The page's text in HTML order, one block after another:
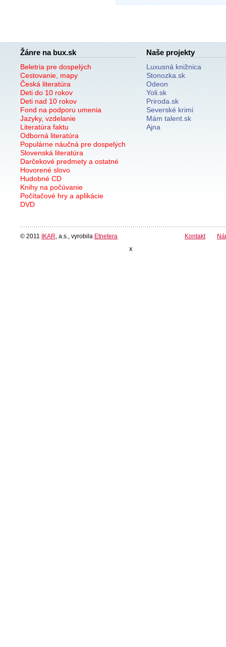
Žánre na bux.sk
Beletria pre dospelých
Cestovanie, mapy
Česká literatúra
Deti do 10 rokov
Deti nad 10 rokov
Fond na podporu umenia
Jazyky, vzdelanie
Literatúra faktu
Odborná literatúra
Populárne náučná pre dospelých
Slovenská literatúra
Darčekové predmety a ostatné
Hovorené slovo
Hudobné CD
Knihy na počúvanie
Počítačové hry a aplikácie
DVD
Naše projekty
Luxusná knižnica
Stonozka.sk
Odeon
Yoli.sk
Priroda.sk
Severské krimi
Mám talent.sk
Ajna
© 2011 IKAR , a.s., vyrobila Etnetera Kontakt
x